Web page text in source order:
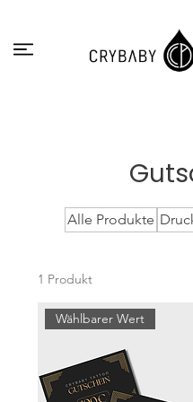
Alle Produkte
1 Produkt
Wählbarer Wert